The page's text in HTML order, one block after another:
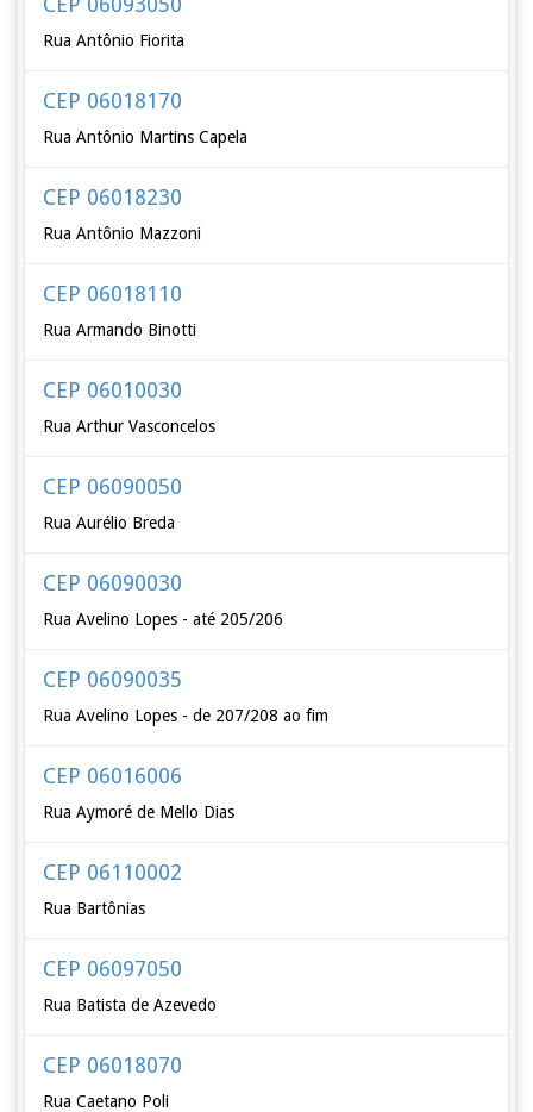
Rua Antônio Fiorita
CEP 06018170
Rua Antônio Martins Capela
CEP 06018230
Rua Antônio Mazzoni
CEP 06018110
Rua Armando Binotti
CEP 06010030
Rua Arthur Vasconcelos
CEP 06090050
Rua Aurélio Breda
CEP 06090030
Rua Avelino Lopes - até 205/206
CEP 06090035
Rua Avelino Lopes - de 207/208 ao fim
CEP 06016006
Rua Aymoré de Mello Dias
CEP 06110002
Rua Bartônias
CEP 06097050
Rua Batista de Azevedo
CEP 06018070
Rua Caetano Poli